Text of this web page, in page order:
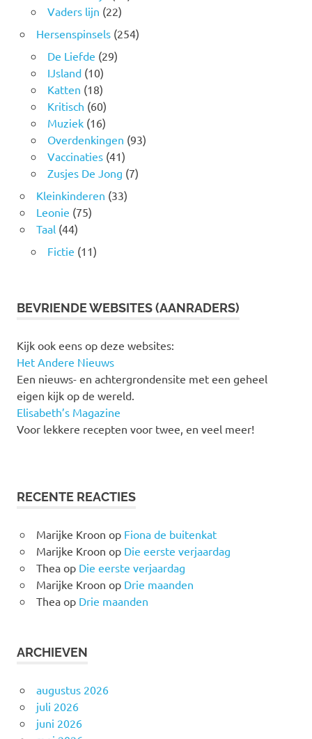
Vaders lijn (22)
Hersenspinsels(254)
De Liefde (29)
IJsland(10)
Katten (18)
Kritisch (60)
Muziek(16)
Overdenkingen (93)
Vaccinaties(41)
Zusjes De Jong (7)
Kleinkinderen (33)
Leonie (75)
Taal(44)
Fictie (11)
BEVRIENDE WEBSITES (AANRADERS)
Kijk ook eens op deze websites:
Het Andere Nieuws
Een nieuws- en achtergrondensite met een geheel
eigen kijk op de wereld.
Elisabeth’s Magazine
Voor lekkere recepten voor twee, en veel meer!
RECENTE REACTIES
Marijke Kroon op Fiona de buitenkat
Marijke Kroon op Die eerste verjaardag
Theaop Die eerste verjaardag
Marijke Kroon op Drie maanden
Theaop Drie maanden
ARCHIEVEN
augustus 2026
juli 2026
juni 2026